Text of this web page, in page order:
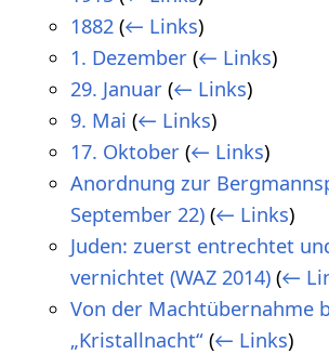
1882 (← Links)
1. Dezember (← Links)
29. Januar (← Links)
9. Mai (← Links)
17. Oktober (← Links)
Anordnung zur
September 22) (← Links)
Juden: zuerst entrechtet
vernichtet (WAZ 2014) (←
Von der Machtübernahme
„Kristallnacht“ (← Links)